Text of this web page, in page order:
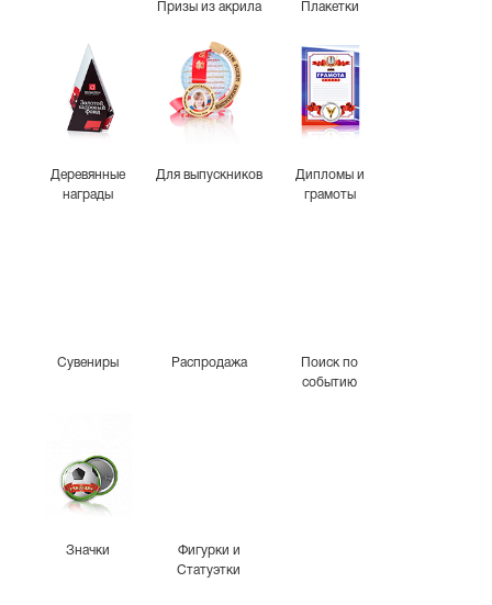
Призы из акрила Плакетки
Деревянные
награды
Для выпускников
Дипломы и
грамоты
Сувениры Распродажа
Поиск по
событию
Значки
Фигурки и
Статуэтки